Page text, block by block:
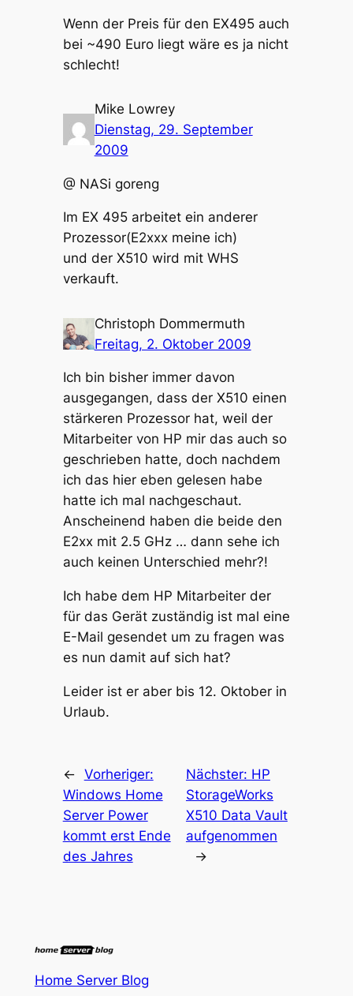
Wenn der Preis für den EX495 auch
bei ~490 Euro liegt wäre es ja nicht
schlecht!
Mike Lowrey
Dienstag, 29. September
2009
@ NASi goreng
Im EX 495 arbeitet ein anderer
Prozessor(E2xxx meine ich)
und der X510 wird mit WHS
verkauft.
Christoph Dommermuth
Freitag, 2. Oktober 2009
Ich bin bisher immer davon
ausgegangen, dass der X510 einen
stärkeren Prozessor hat, weil der
Mitarbeiter von HP mir das auch so
geschrieben hatte, doch nachdem
ich das hier eben gelesen habe
hatte ich mal nachgeschaut.
Anscheinend haben die beide den
E2xx mit 2.5 GHz … dann sehe ich
auch keinen Unterschied mehr?!
Ich habe dem HP Mitarbeiter der
für das Gerät zuständig ist mal eine
E-Mail gesendet um zu fragen was
es nun damit auf sich hat?
Leider ist er aber bis 12. Oktober in
Urlaub.
← Vorheriger:
Windows Home
Server Power
kommt erst Ende
des Jahres
Nächster: HP
StorageWorks
X510 Data Vault
aufgenommen
→
Home Server Blog